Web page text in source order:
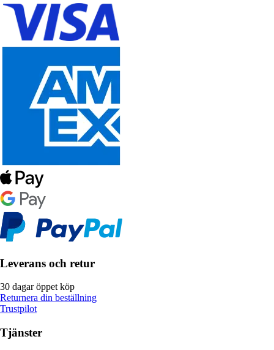
Leverans och retur
30 dagar öppet köp
Returnera din beställning
Trustpilot
Tjänster